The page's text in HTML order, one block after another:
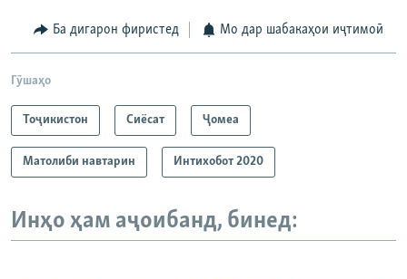
Ба дигарон фиристед Мо дар шабакаҳои иҷтимоӣ
Гӯшаҳо
Тоҷикистон Сиёсат Ҷомeа
Матолиби навтарин Интихобот 2020
Инҳо ҳам аҷоибанд, бинед: